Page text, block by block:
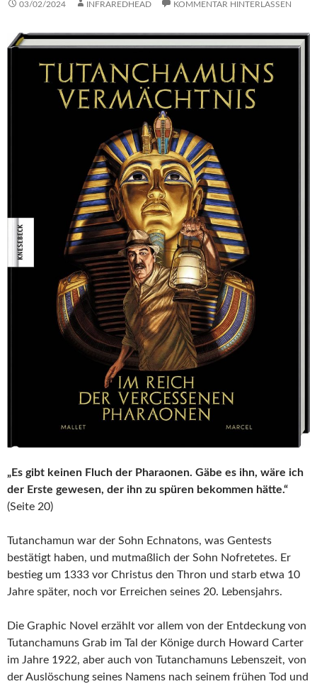
03/02/2024 INFRAREDHEAD KOMMENTAR HINTERLASSEN
„Es gibt keinen Fluch der Pharaonen. Gäbe es ihn, wäre ich
der Erste gewesen, der ihn zu spüren bekommen hätte.“
(Seite 20)
Tutanchamun war der Sohn Echnatons, was Gentests
bestätigt haben, und mutmaßlich der Sohn Nofretetes. Er
bestieg um 1333 vor Christus den Thron und starb etwa 10
Jahre später, noch vor Erreichen seines 20. Lebensjahrs.
Die Graphic Novel erzählt vor allem von der Entdeckung von
Tutanchamuns Grab im Tal der Könige durch Howard Carter
im Jahre 1922, aber auch von Tutanchamuns Lebenszeit, von
der Auslöschung seines Namens nach seinem frühen Tod und